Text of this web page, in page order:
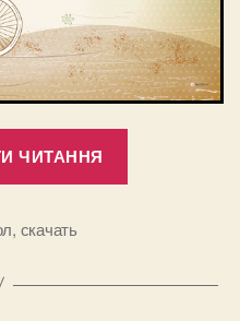
ЧИТАННЯ
компьютера
, скачать